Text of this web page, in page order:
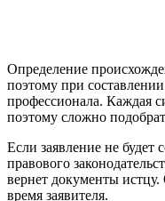
Определение
поэтому при
профессионала. Каждая
поэтому сложно
Если заявление не будет
правового
вернет документы
время заявителя.